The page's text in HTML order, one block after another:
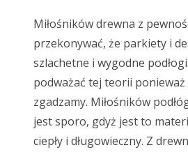
Miłośników drewna z
przekonywać, że parkiety i
szlachetne i wygodne
podważać tej teorii ponieważ
zgadzamy. Miłośników
jest sporo, gdyż jest to
ciepły i długowieczny. Z